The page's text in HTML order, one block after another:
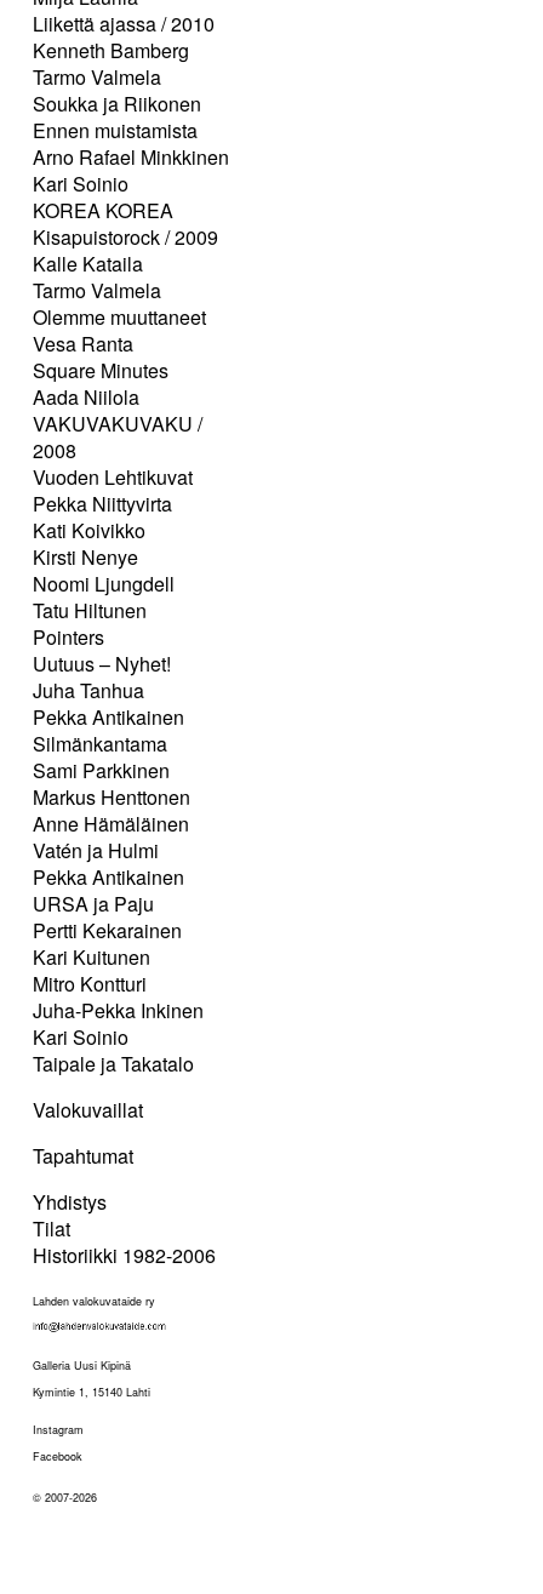
Liikettä ajassa / 2010
Kenneth Bamberg
Tarmo Valmela
Soukka ja Riikonen
Ennen muistamista
Arno Rafael Minkkinen
Kari Soinio
KOREA KOREA
Kisapuistorock / 2009
Kalle Kataila
Tarmo Valmela
Olemme muuttaneet
Vesa Ranta
Square Minutes
Aada Niilola
VAKUVAKUVAKU /
2008
Vuoden Lehtikuvat
Pekka Niittyvirta
Kati Koivikko
Kirsti Nenye
Noomi Ljungdell
Tatu Hiltunen
Pointers
Uutuus – Nyhet!
Juha Tanhua
Pekka Antikainen
Silmänkantama
Sami Parkkinen
Markus Henttonen
Anne Hämäläinen
Vatén ja Hulmi
Pekka Antikainen
URSA ja Paju
Pertti Kekarainen
Kari Kuitunen
Mitro Kontturi
Juha-Pekka Inkinen
Kari Soinio
Taipale ja Takatalo
Valokuvaillat
Tapahtumat
Yhdistys
Tilat
Historiikki 1982-2006
Lahden valokuvataide ry
Galleria Uusi Kipinä
Kymintie 1, 15140 Lahti
Instagram
Facebook
© 2007-2026